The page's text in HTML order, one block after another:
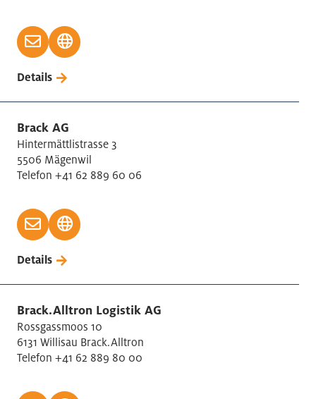
Details
Brack AG
Hintermättlistrasse 3
5506 Mägenwil
Telefon +41 62 889 60 06
Details
Brack.Alltron Logistik AG
Rossgassmoos 10
6131 Willisau Brack.Alltron
Telefon +41 62 889 80 00